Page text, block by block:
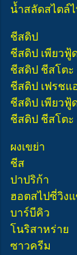
น้ำสลัดสไตล์
ชีสดิป
ชีสดิป เพียวฟู้
ชีสดิป ชีสโต
ชีสดิป เฟรช
ชีสดิป เพียวฟู้
ชีสดิป ชีสโตะ
ผงเขย่า
ชีส
ปาปริก้า
ฮอตสไปซี่วิง
บาร์บีคิว
โนริสาหร่าย
ซาวครีม